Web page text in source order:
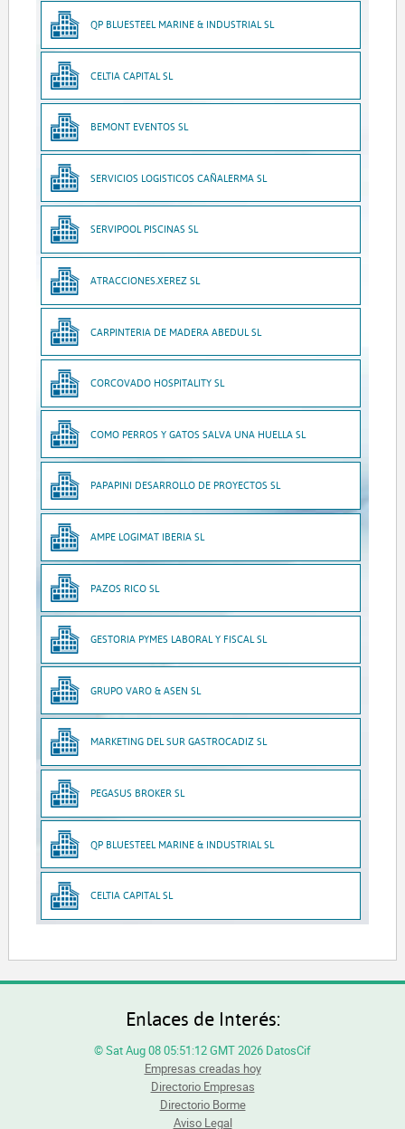
QP BLUESTEEL MARINE & INDUSTRIAL SL
CELTIA CAPITAL SL
BEMONT EVENTOS SL
SERVICIOS LOGISTICOS CAÑALERMA SL
SERVIPOOL PISCINAS SL
ATRACCIONES.XEREZ SL
CARPINTERIA DE MADERA ABEDUL SL
CORCOVADO HOSPITALITY SL
COMO PERROS Y GATOS SALVA UNA HUELLA SL
PAPAPINI DESARROLLO DE PROYECTOS SL
AMPE LOGIMAT IBERIA SL
PAZOS RICO SL
GESTORIA PYMES LABORAL Y FISCAL SL
GRUPO VARO & ASEN SL
MARKETING DEL SUR GASTROCADIZ SL
PEGASUS BROKER SL
QP BLUESTEEL MARINE & INDUSTRIAL SL
CELTIA CAPITAL SL
Enlaces de Interés:
© Sat Aug 08 05:51:12 GMT 2026 DatosCif
Empresas creadas hoy
Directorio Empresas
Directorio Borme
Aviso Legal